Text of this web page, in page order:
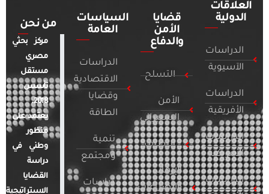
العلاقات
الدولية
الدراسات
الآسيوية
الدراسات
الأفريقية
الدراسات
الأمريكية
الدراسات
قضايا
الأمن
والدفاع
التسلح
الأمن
السيبراني
التطرف
الإرهاب
والصراعات
السياسات
العامة
الدراسات
الاقتصادية
وقضايا
الطاقة
تنمية
ومجتمع
دراسات
من نحن
مركز بحثي
مصري
مستقل
تأسس
2018.
يعتمد على
منظور
وطني في
دراسة
القضايا
الاستراتيجية